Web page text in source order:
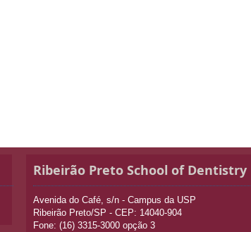
Ribeirão Preto School of Dentistry
Avenida do Café, s/n - Campus da USP
Ribeirão Preto/SP - CEP: 14040-904
Fone: (16) 3315-3000 opção 3